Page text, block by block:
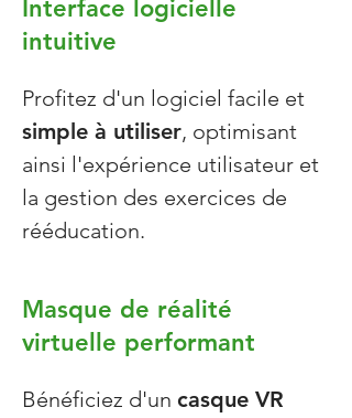
Interface logicielle
intuitive
Profitez d'un logiciel facile et
simple à utiliser, optimisant
ainsi l'expérience utilisateur et
la gestion des exercices de
rééducation.
Masque de réalité
virtuelle performant
Bénéficiez d'un casque VR